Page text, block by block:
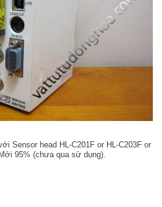
Sensor head HL-C201F or HL-C203F or
95% (chưa qua sử dụng).